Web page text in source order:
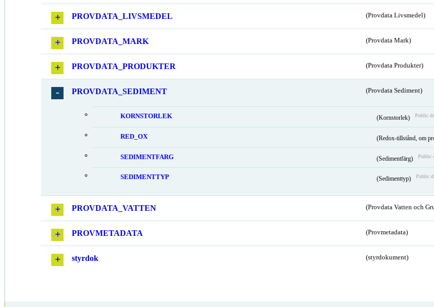
PROVDATA_LIVSMEDEL (Provdata Livsmedel)
PROVDATA_MARK (Provdata Mark)
PROVDATA_PRODUKTER (Provdata Produkter)
PROVDATA_SEDIMENT (Provdata Sediment)
KORNSTORLEK (Kornstorlek) Public
RED_OX (Redox-tillstånd, om
SEDIMENTFARG (Sedimentfärg) Public
SEDIMENTTYP (Sedimenttyp) Public
PROVDATA_VATTEN (Provdata Vatten och
PROVMETADATA (Provmetadata)
styrdok (styrdokument)